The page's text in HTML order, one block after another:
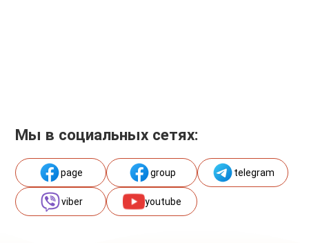
Мы в социальных сетях:
page group telegram
viber youtube